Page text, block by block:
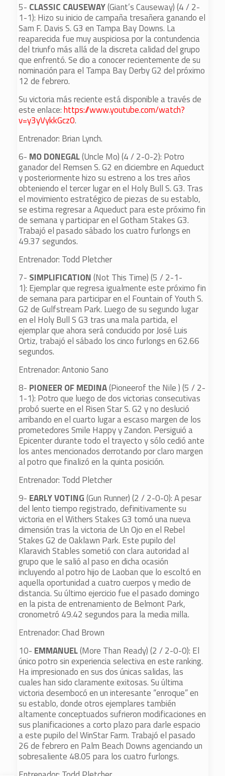
5- CLASSIC CAUSEWAY(Giant’s Causeway) (4 / 2-
1-1): Hizo su inicio de campaña tresañera ganando el
Sam F. Davis S. G3 en Tampa Bay Downs. La
reaparecida fue muy auspiciosa por la contundencia
del triunfo más allá de la discreta calidad del grupo
que enfrentó. Se dio a conocer recientemente de su
nominación para el Tampa Bay Derby G2 del próximo
12 de febrero.
Su victoria más reciente está disponible a través de
este enlace:https://www.youtube.com/watch?
v=y3yVykkGcz0.
Entrenador: Brian Lynch.
6- MO DONEGAL(Uncle Mo) (4 / 2-0-2): Potro
ganador del Remsen S. G2 en diciembre en Aqueduct
y posteriormente hizo su estreno a los tres años
obteniendo el tercer lugar en el Holy Bull S. G3. Tras
el movimiento estratégico de piezas de su establo,
se estima regresar a Aqueduct para este próximo fin
de semana y participar en el Gotham Stakes G3.
Trabajó el pasado sábado los cuatro furlongs en
49.37 segundos.
Entrenador: Todd Pletcher
7- SIMPLIFICATION(Not This Time) (5 / 2-1-
1): Ejemplar que regresa igualmente este próximo fin
de semana para participar en el Fountain of Youth S.
G2 de Gulfstream Park. Luego de su segundo lugar
en el Holy Bull S G3 tras una mala partida, el
ejemplar que ahora será conducido por José Luis
Ortiz, trabajó el sábado los cinco furlongs en 62.66
segundos.
Entrenador: Antonio Sano
8- PIONEER OF MEDINA(Pioneerof the Nile ) (5 / 2-
1-1): Potro que luego de dos victorias consecutivas
probó suerte en el Risen Star S. G2 y no deslució
arribando en el cuarto lugar a escaso margen de los
prometedores Smile Happy y Zandon. Persiguió a
Epicenter durante todo el trayecto y sólo cedió ante
los antes mencionados derrotando por claro margen
al potro que finalizó en la quinta posición.
Entrenador: Todd Pletcher
9- EARLY VOTING(Gun Runner) (2 / 2-0-0): A pesar
del lento tiempo registrado, definitivamente su
victoria en el Withers Stakes G3 tomó una nueva
dimensión tras la victoria de Un Ojo en el Rebel
Stakes G2 de Oaklawn Park. Este pupilo del
Klaravich Stables sometió con clara autoridad al
grupo que le salió al paso en dicha ocasión
incluyendo al potro hijo de Laoban que lo escoltó en
aquella oportunidad a cuatro cuerpos y medio de
distancia. Su último ejercicio fue el pasado domingo
en la pista de entrenamiento de Belmont Park,
cronometró 49.42 segundos para la media milla.
Entrenador: Chad Brown
10- EMMANUEL(More Than Ready) (2 / 2-0-0): El
único potro sin experiencia selectiva en este ranking.
Ha impresionado en sus dos únicas salidas, las
cuales han sido claramente exitosas. Su última
victoria desembocó en un interesante “enroque” en
su establo, donde otros ejemplares también
altamente conceptuados sufrieron modificaciones en
sus planificaciones a corto plazo para darle espacio
a este pupilo del WinStar Farm. Trabajó el pasado
26 de febrero en Palm Beach Downs agenciando un
sobresaliente 48.05 para los cuatro furlongs.